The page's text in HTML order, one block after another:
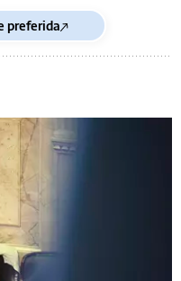
preferida